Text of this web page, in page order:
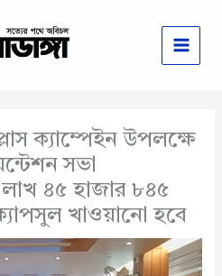
ক্যাম্পেইন উপলক্ষে
সভা
লাখ ৪৫ হাজার ৮৪৫
খাওয়ানো হবে